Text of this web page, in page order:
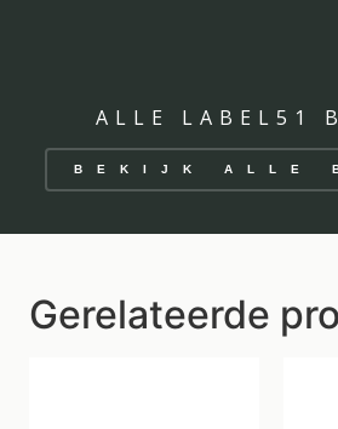
ALLE LABEL51
BEKIJK ALLE
Gerelateerde